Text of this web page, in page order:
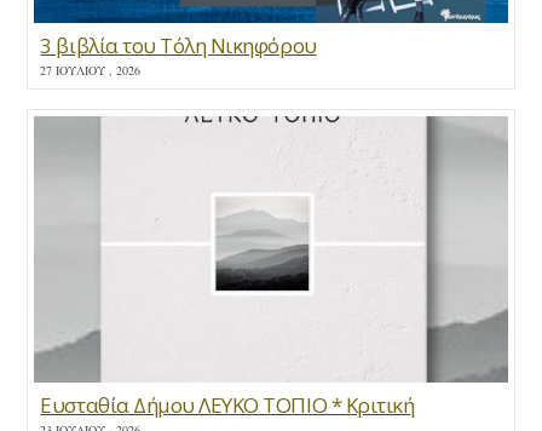
3 βιβλία του Τόλη Νικηφόρου
27 ΙΟΥΛΊΟΥ , 2026
Ευσταθία Δήμου ΛΕΥΚΟ ΤΟΠΙΟ * Κριτική